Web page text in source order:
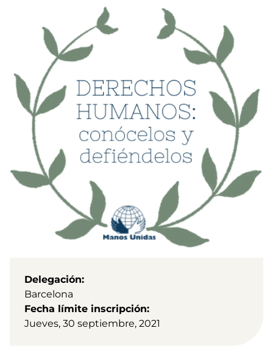
Delegación
Barcelona
Fecha límite inscripción
Jueves, 30 septiembre, 2021